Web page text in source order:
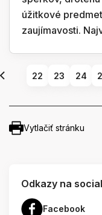
úžitkové
zaujímavosti.
22 23 24
Vytlačiť stránku
Odkazy na
Facebook